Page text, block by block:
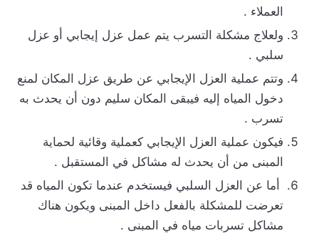
العملاء .
ولعلاج مشكلة التسرب يتم عمل عزل إيجابي أو عزل
سلبي .
وتتم عملية العزل الإيجابي عن طريق عزل المكان لمنع
دخول المياه إليه فيبقى المكان سليم دون أن يحدث به
تسرب .
فيكون عملية العزل الإيجابي كعملية وقائية لحماية
المبنى من أن يحدث له مشاكل في المستقبل .
أما عن العزل السلبي فيستخدم عندما تكون المياه قد
تعرضت للمشكلة بالفعل داخل المبنى ويكون هناك
مشاكل تسربات مياه في المبنى .